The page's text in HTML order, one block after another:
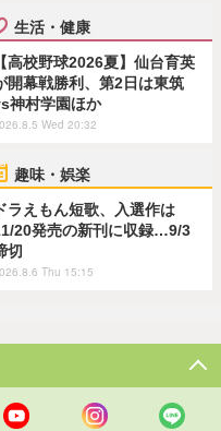
生活・健康
【高校野球2026夏】仙台育英
開幕戦勝利、第2日は東筑
神村学園ほか
Wed 20:32
趣味・娯楽
ラえもん短歌、入選作は
20発売の新刊に収録…9/3
切
Thu 15:15